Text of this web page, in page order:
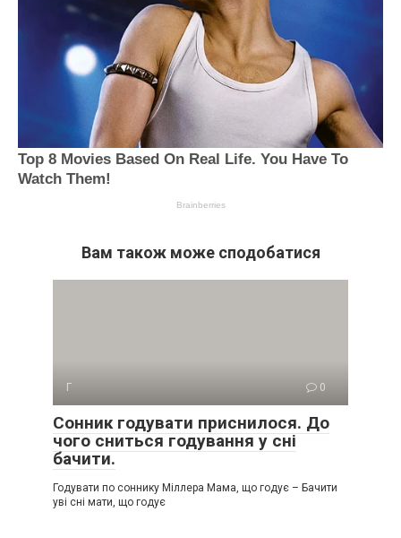
Вам також може сподобатися
Г 0
Сонник годувати приснилося. До
чого сниться годування у сні
бачити.
Годувати по соннику Міллера Мама, що годує – Бачити
уві сні мати, що годує